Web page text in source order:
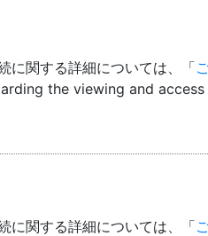
に関する詳細については、「
the viewing and
に関する詳細については、「